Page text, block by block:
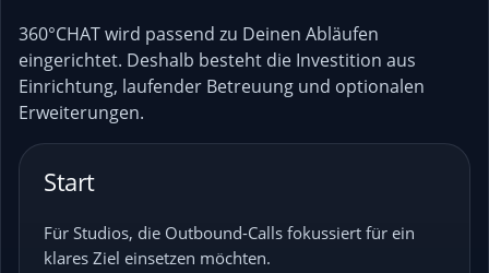
360°CHAT wird passend zu Deinen Abläufen
eingerichtet. Deshalb besteht die Investition aus
Einrichtung, laufender Betreuung und optionalen
Erweiterungen.
Start
Für Studios, die Outbound-Calls fokussiert für ein
klares Ziel einsetzen möchten.